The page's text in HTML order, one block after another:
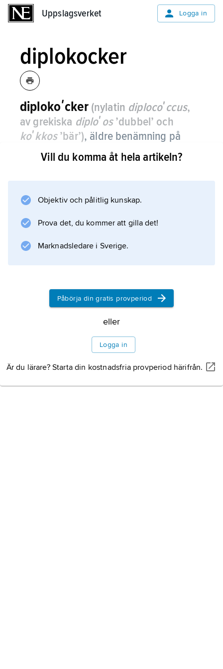
Uppslagsverket Logga in
diplokocker
diplokoʹcker (nylatin diplocoʹccus,
av grekiska diploʹos’dubbel’ och
koʹkkos’bär’), äldre benämning på
kulformiga bakterier som ligger
samman två och två.
meningokocker ligger ofta på detta sätt.
Information om artikeln
Vill du komma åt hela artikeln?
Objektiv och pålitlig kunskap.
Prova det, du kommer att gilla det!
Marknadsledare i Sverige.
Påbörja din gratis provperiod
eller
Logga in
Är du lärare? Starta din kostnadsfria provperiod härifrån.